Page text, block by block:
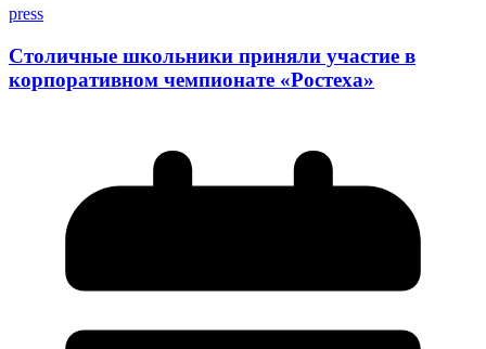
press
Столичные школьники приняли участие в
корпоративном чемпионате «Ростеха»